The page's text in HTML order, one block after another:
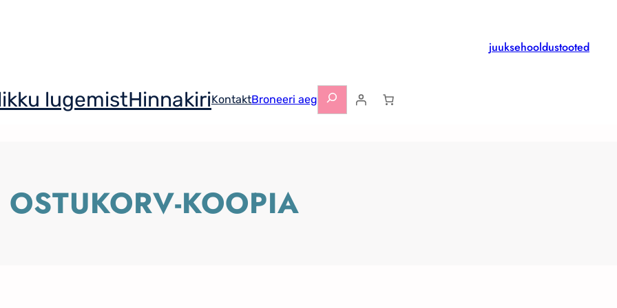
juuksehooldustooted
lugemistHinnakiriKontaktBroneeri aeg
Otsi
OSTUKORV-KOOPIA